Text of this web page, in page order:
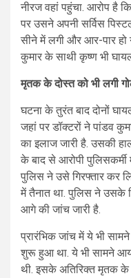
नीरज वहां पहुंचा. आरोप है
पर उसने अपनी सर्विस
सीने में लगी और आर-पार हो
कुमार के साथी कृष्ण भी
मृतक के दोस्त को भी लगी
घटना के तुरंत बाद दोनों
जहां पर डॉक्टरों ने पांडव
का इलाज जारी है. उसकी
के बाद से आरोपी पुलिसकर्मी
पुलिस ने उसे गिरफ्तार कर
में तैनात था. पुलिस ने उसके
आगे की जांच जारी है.
प्रारंभिक जांच में ये भी
शुरू हुआ था. ये भी सामने
थी. इसके अतिरिक्त मृतक के